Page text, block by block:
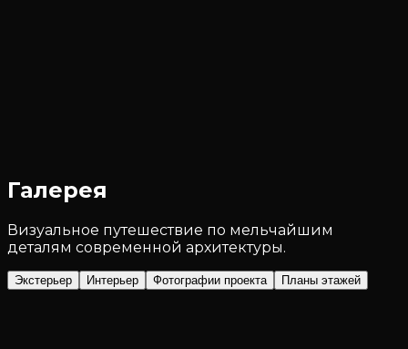
Галерея
Визуальное путешествие по мельчайшим
деталям современной архитектуры.
Экстерьер Интерьер Фотографии проекта Планы этажей